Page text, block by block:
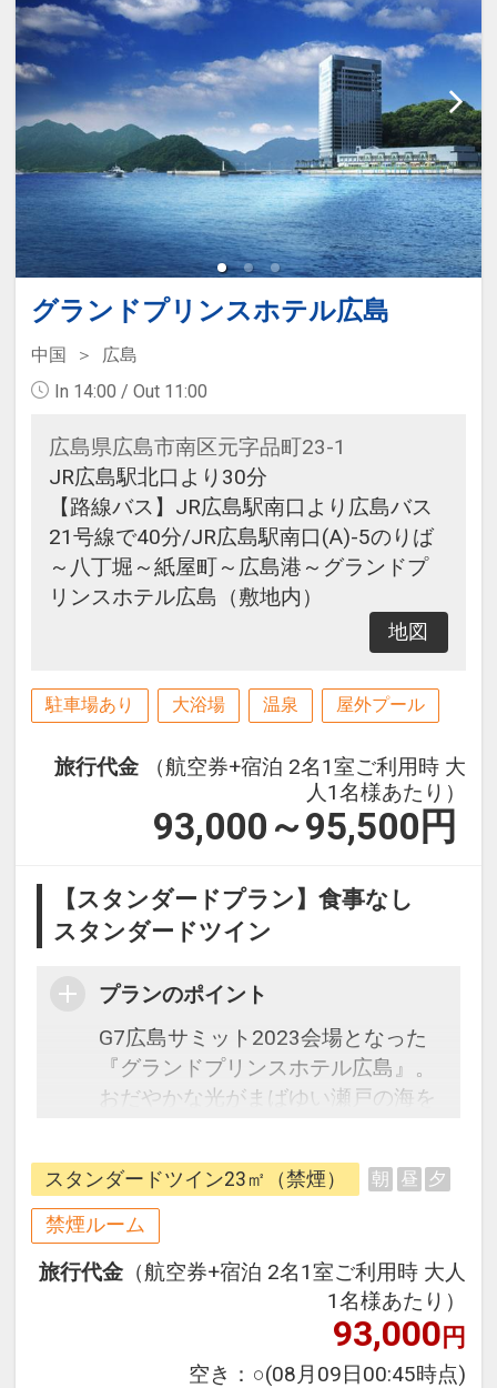
グランドプリンスホテル広島
中国
広島
In 14:00 / Out 11:00
広島県広島市南区元字品町23-1
JR広島駅北口より30分
【路線バス】JR広島駅南口より広島バス
21号線で40分/JR広島駅南口(A)-5のりば
～八丁堀～紙屋町～広島港～グランドプ
リンスホテル広島（敷地内）
地図
駐車場あり 大浴場 温泉 屋外プール
旅行代金
（航空券+宿泊 2名1室ご利用時 大
人1名様あたり）
93,000～95,500 円
【スタンダードプラン】食事なし
スタンダードツイン
プランのポイント
G7広島サミット2023会場となった
『グランドプリンスホテル広島』。
おだやかな光がまばゆい瀬戸の海を
つ地上23階の三角柱の建物は510室
すべてからそれぞれ趣向に富む瀬戸
内海の景色をお楽しみになれます。
館内施設の広島温泉『瀬戸の湯』
は、移りゆく瀬戸内海の情景をお楽
しみになりながらおくつろぎいただ
ける展望露天風呂をはじめ、内湯、
ブロアバス、スチームサウナをお楽
スタンダードツイン23㎡（禁煙） 朝 昼 夕
禁煙ルーム
旅行代金 （航空券+宿泊 2名1室ご利用時 大人
1名様あたり）
93,000円
空き： ○(08月09日00:45時点)